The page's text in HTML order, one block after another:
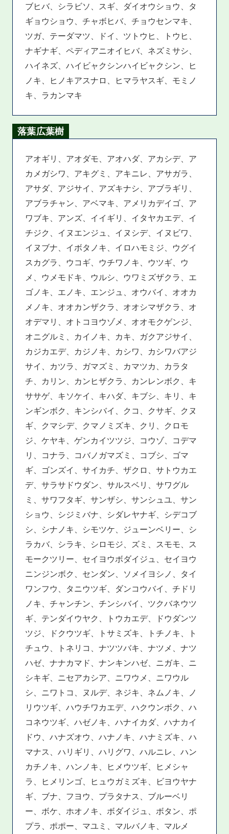
ブヒバ、シラビソ、スギ、ダイオウショウ、タ
ギョウショウ、チャボヒバ、チョウセンマキ、
ツガ、テーダマツ、ドイ、ツトウヒ、トウヒ、
ナギナギ、ペディアニオイヒバ、ネズミサシ、
ハイネズ、ハイビャクシンハイビャクシン、ヒ
ノキ、ヒノキアスナロ、ヒマラヤスギ、モミノ
キ、ラカンマキ
落葉広葉樹
アオギリ、アオダモ、アオハダ、アカシデ、ア
カメガシワ、アキグミ、アキニレ、アサガラ、
アサダ、アジサイ、アズキナシ、アブラギリ、
アブラチャン、アベマキ、アメリカデイゴ、ア
ワブキ、アンズ、イイギリ、イタヤカエデ、イ
チジク、イヌエンジュ、イヌシデ、イヌビワ、
イヌブナ、イボタノキ、イロハモミジ、ウグイ
スカグラ、ウコギ、ウチワノキ、ウツギ、ウ
メ、ウメモドキ、ウルシ、ウワミズザクラ、エ
ゴノキ、エノキ、エンジュ、オウバイ、オオカ
メノキ、オオカンザクラ、オオシマザクラ、オ
オデマリ、オトコヨウゾメ、オオモクゲンジ、
オニグルミ、カイノキ、カキ、ガクアジサイ、
カジカエデ、カジノキ、カシワ、カシワバアジ
サイ、カツラ、ガマズミ、カマツカ、カラタ
チ、カリン、カンヒザクラ、カンレンボク、キ
ササゲ、キソケイ、キハダ、キブシ、キリ、キ
ンギンボク、キンシバイ、クコ、クサギ、クヌ
ギ、クマシデ、クマノミズキ、クリ、クロモ
ジ、ケヤキ、ゲンカイツツジ、コウゾ、コデマ
リ、コナラ、コバノガマズミ、コブシ、ゴマ
ギ、ゴンズイ、サイカチ、ザクロ、サトウカエ
デ、サラサドウダン、サルスベリ、サワグル
ミ、サワフタギ、サンザシ、サンシュユ、サン
ショウ、シジミバナ、シダレヤナギ、シデコブ
シ、シナノキ、シモツケ、ジューンベリー、シ
ラカバ、シラキ、シロモジ、ズミ、スモモ、ス
モークツリー、セイヨウボダイジュ、セイヨウ
ニンジンボク、センダン、ソメイヨシノ、タイ
ワンフウ、タニウツギ、ダンコウバイ、チドリ
ノキ、チャンチン、チンシバイ、ツクバネウツ
ギ、テンダイウヤク、トウカエデ、ドウダンツ
ツジ、ドクウツギ、トサミズキ、トチノキ、ト
チュウ、トネリコ、ナツツバキ、ナツメ、ナツ
ハゼ、ナナカマド、ナンキンハゼ、ニガキ、ニ
シキギ、ニセアカシア、ニワウメ、ニワウル
シ、ニワトコ、ヌルデ、ネジキ、ネムノキ、ノ
リウツギ、ハウチワカエデ、ハクウンボク、ハ
コネウツギ、ハゼノキ、ハナイカダ、ハナカイ
ドウ、ハナズオウ、ハナノキ、ハナミズキ、ハ
マナス、ハリギリ、ハリグワ、ハルニレ、ハン
カチノキ、ハンノキ、ヒメウツギ、ヒメシャ
ラ、ヒメリンゴ、ヒュウガミズキ、ビヨウヤナ
ギ、ブナ、フヨウ、プラタナス、ブルーベリ
ー、ボケ、ホオノキ、ボダイジュ、ボタン、ポ
プラ、ポポー、マユミ、マルバノキ、マルメ